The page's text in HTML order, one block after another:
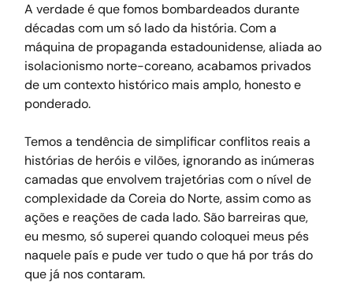
A verdade é que fomos bombardeados durante
décadas com um só lado da história. Com a
máquina de propaganda estadounidense, aliada ao
isolacionismo norte-coreano, acabamos privados
de um contexto histórico mais amplo, honesto e
ponderado.
Temos a tendência de simplificar conflitos reais a
histórias de heróis e vilões, ignorando as inúmeras
camadas que envolvem trajetórias com o nível de
complexidade da Coreia do Norte, assim como as
ações e reações de cada lado. São barreiras que,
eu mesmo, só superei quando coloquei meus pés
naquele país e pude ver tudo o que há por trás do
que já nos contaram.